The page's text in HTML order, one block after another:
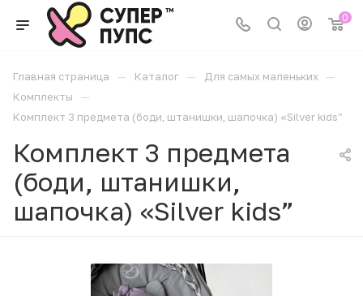
0
Главная страница — Каталог — Для самых маленьких —
Комплекты —
Комплект 3 предмета (боди, штанишки, шапочка) «Silver kids”
Комплект 3 предмета
(боди, штанишки,
шапочка) «Silver kids”